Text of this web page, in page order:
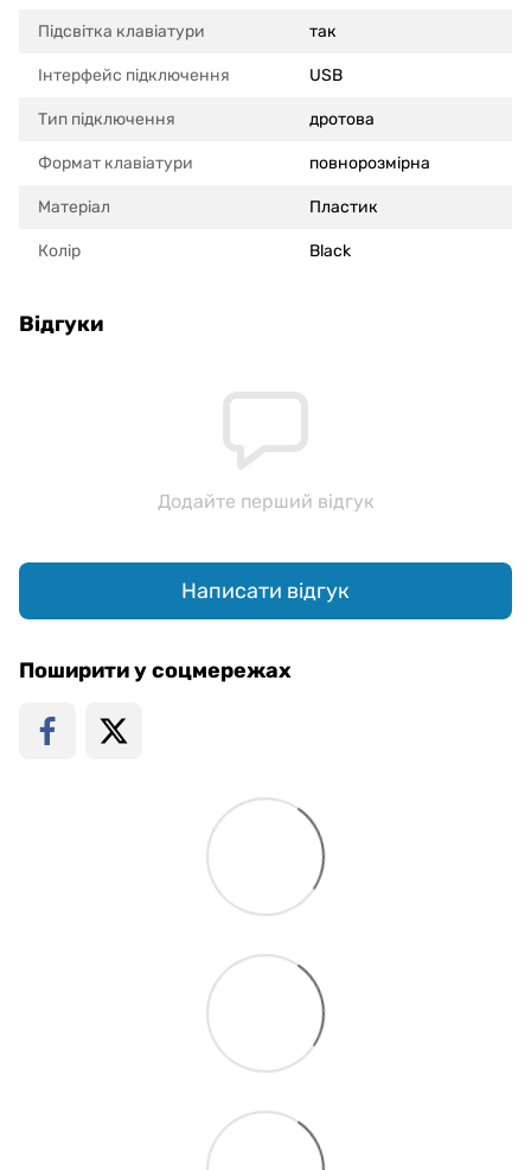
Підсвітка клавіатури так
Інтерфейс підключення USB
Тип підключення дротова
Формат клавіатури повнорозмірна
Матеріал Пластик
Колір Black
Відгуки
Додайте перший відгук
Написати відгук
Поширити у соцмережах